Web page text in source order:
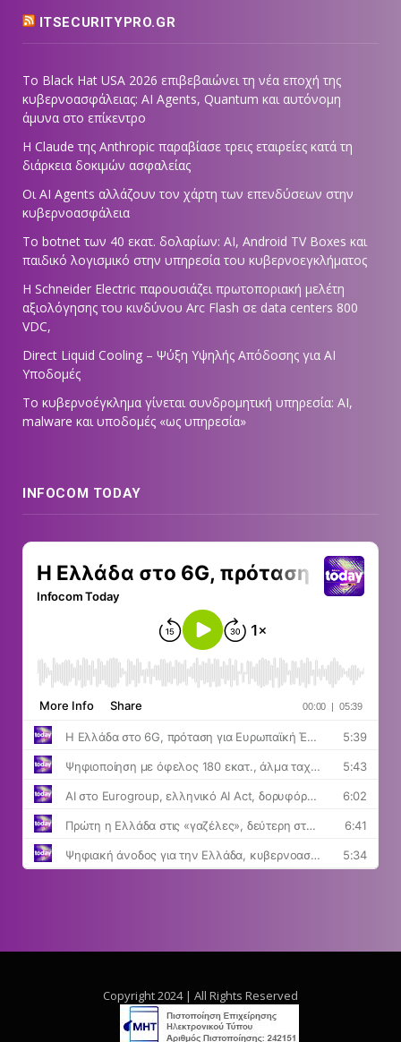
ITSECURITYPRO.GR
Το Black Hat USA 2026 επιβεβαιώνει τη νέα εποχή της
κυβερνοασφάλειας: AI Agents, Quantum και αυτόνομη
άμυνα στο επίκεντρο
Η Claude της Anthropic παραβίασε τρεις εταιρείες κατά τη
διάρκεια δοκιμών ασφαλείας
Οι AI Agents αλλάζουν τον χάρτη των επενδύσεων στην
κυβερνοασφάλεια
Το botnet των 40 εκατ. δολαρίων: AI, Android TV Boxes και
παιδικό λογισμικό στην υπηρεσία του κυβερνοεγκλήματος
Η Schneider Electric παρουσιάζει πρωτοποριακή μελέτη
αξιολόγησης του κινδύνου Arc Flash σε data centers 800
VDC,
Direct Liquid Cooling – Ψύξη Υψηλής Απόδοσης για AI
Υποδομές
Το κυβερνοέγκλημα γίνεται συνδρομητική υπηρεσία: AI,
malware και υποδομές «ως υπηρεσία»
INFOCOM TODAY
Copyright 2024 | All Rights Reserved